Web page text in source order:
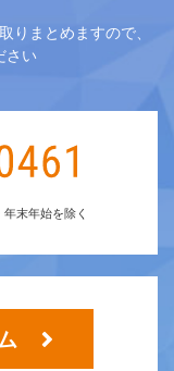
りまとめますので、
さい
末年始を除く